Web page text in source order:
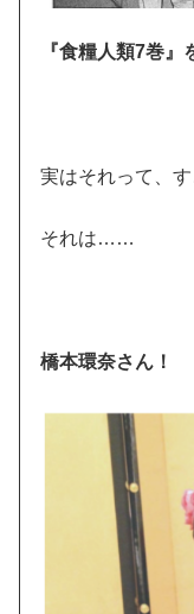
『食糧人類7巻』
実はそれって、
それは……
橋本環奈さん！